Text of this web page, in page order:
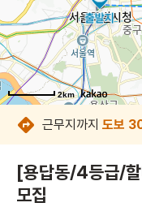
2km
2km
2km
2km
2km
2km
2km
2km
근무지까지 도보
[용답동/4등급/
모집